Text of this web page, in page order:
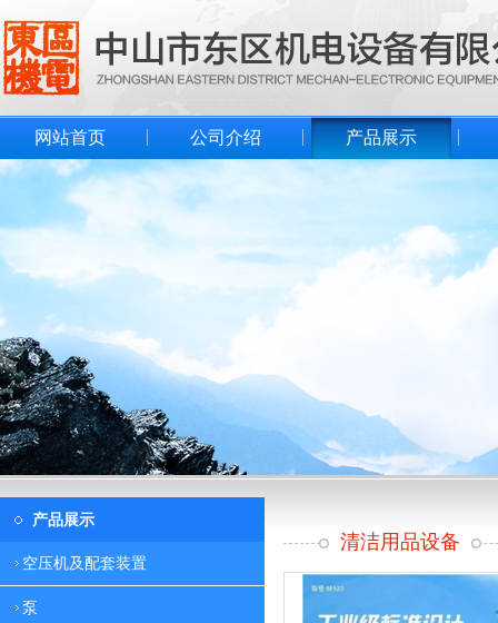
网站首页 公司介绍 产品展示
产品展示
空压机及配套装置
泵
清洁用品设备